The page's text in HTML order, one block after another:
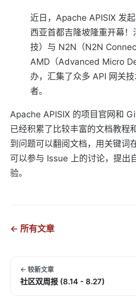
近日，Apache APISIX 发
西亚首都吉隆坡隆重开幕
技）与 N2N（N2N
AMD（Advanced Micro
办，汇集了众多 API 网关
者。
Apache APISIX 的项目官网和
已经积累了比较丰富的文档教程
到问题可以翻阅文档，用关键词
可以参与 Issue 上的讨论，提出
验。
← 所有文章
← 较新文章
社区双周报 (8.14 - 8.27)